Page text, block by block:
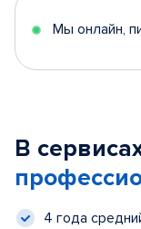
Мы онлайн,
В
4 года